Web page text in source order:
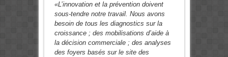
«L’innovation et la prévention doivent
sous-tendre notre travail. Nous avons
besoin de tous les diagnostics sur la
croissance ; des mobilisations d’aide à
la décision commerciale ; des analyses
des foyers basés sur le site des